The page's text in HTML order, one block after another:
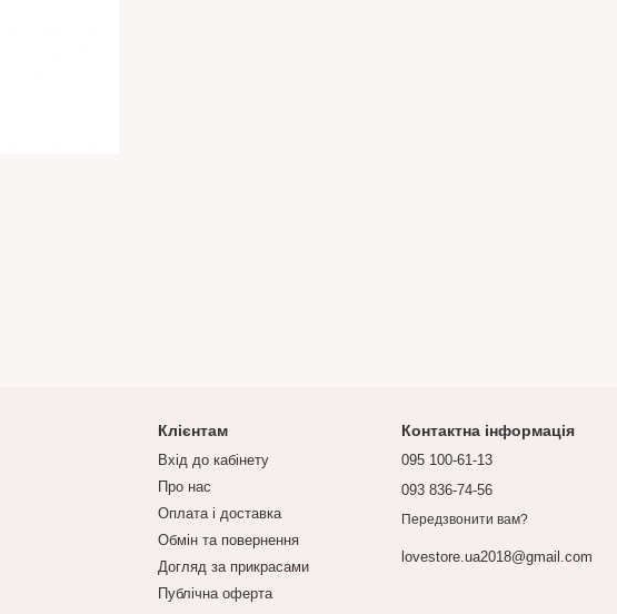
Клієнтам
Вхід до кабінету
Про нас
Оплата і доставка
Обмін та повернення
Догляд за прикрасами
Публічна оферта
Контактна інформація
095 100-61-13
093 836-74-56
Передзвонити вам?
lovestore.ua2018@gmail.com